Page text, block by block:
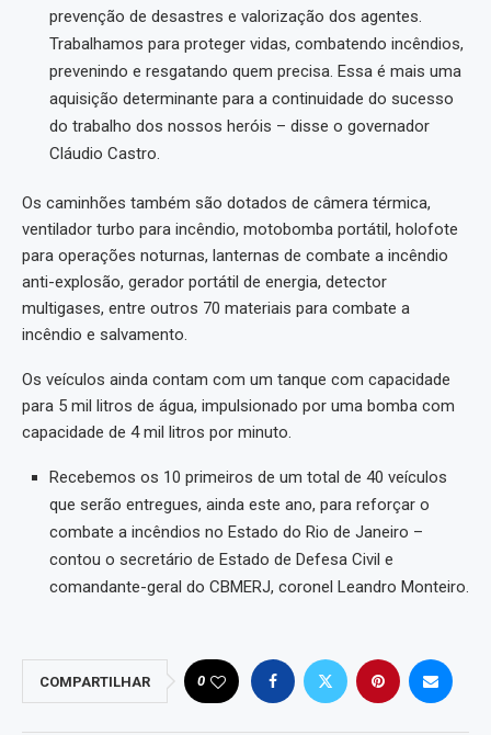
prevenção de desastres e valorização dos agentes.
Trabalhamos para proteger vidas, combatendo incêndios,
prevenindo e resgatando quem precisa. Essa é mais uma
aquisição determinante para a continuidade do sucesso
do trabalho dos nossos heróis – disse o governador
Cláudio Castro.
Os caminhões também são dotados de câmera térmica,
ventilador turbo para incêndio, motobomba portátil, holofote
para operações noturnas, lanternas de combate a incêndio
anti-explosão, gerador portátil de energia, detector
multigases, entre outros 70 materiais para combate a
incêndio e salvamento.
Os veículos ainda contam com um tanque com capacidade
para 5 mil litros de água, impulsionado por uma bomba com
capacidade de 4 mil litros por minuto.
Recebemos os 10 primeiros de um total de 40 veículos
que serão entregues, ainda este ano, para reforçar o
combate a incêndios no Estado do Rio de Janeiro –
contou o secretário de Estado de Defesa Civil e
comandante-geral do CBMERJ, coronel Leandro Monteiro.
COMPARTILHAR 0